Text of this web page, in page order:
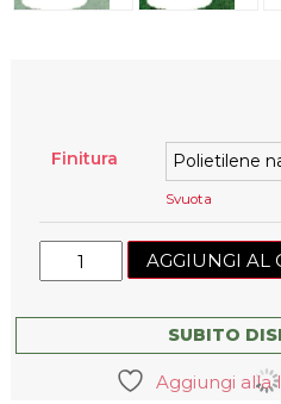
Finitura
Svuota
Ohps
Out
AGGIUNGI AL
SUBITO
Aggiungi alla